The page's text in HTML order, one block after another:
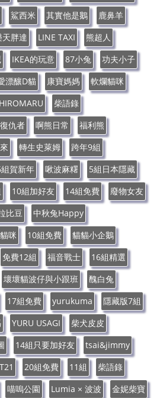
鯊西米 其實他是鵝
鹿鼻羊
天胖達 LINE TAXI
熊超人
IKEA的玩意 87小兔
功夫小子
漂釀D貓 康寶媽媽
軟爛貓咪
柴語錄
仇者 啊熊日常
福利熊
轉生史萊姆
跨年9組
賀新年 啾波麻糬
5組日本隱藏
10組加好友 14組免費
廢物女友
比豆
中秋兔Happy
咪 10組免費
貓貓小企鵝
免費12組 福音戰士
16組精選
壞壞貓波仔與小跟班
醜白兔
17組免費 yurukuma
隱藏版7組
YURU USAGI
柴犬皮皮
14組只要加好友
tsai&jimmy
20組免費 11組
柴語錄
喵嗚公園 Lumia × 波波
金妮柴寶